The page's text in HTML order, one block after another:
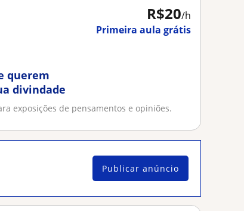
R$20/h
Primeira aula grátis
querem
divindade
exposições de pensamentos e opiniões.
Publicar anúncio